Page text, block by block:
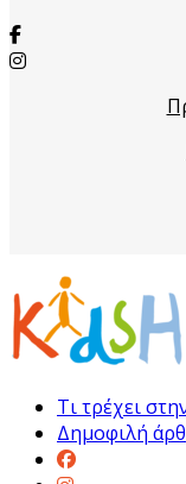
Τι τρέχει
Δημοφιλή